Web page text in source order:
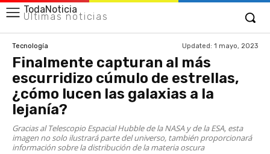
TodaNoticia
Últimas noticias
Tecnología Updated: 1 mayo, 2023
Finalmente capturan al más
escurridizo cúmulo de estrellas,
¿cómo lucen las galaxias a la
lejanía?
Gracias al Telescopio Espacial Hubble de la NASA y de la ESA, esta
imagen no solo ilustrará parte del universo, también proporcionará
información sobre la distribución de la materia oscura